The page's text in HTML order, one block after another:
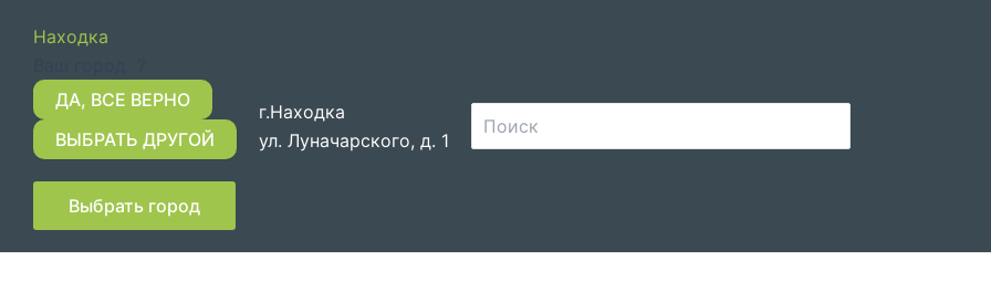
Находка
Выбрать город
г.Находка
ул. Луначарского, д. 1
Поиск: